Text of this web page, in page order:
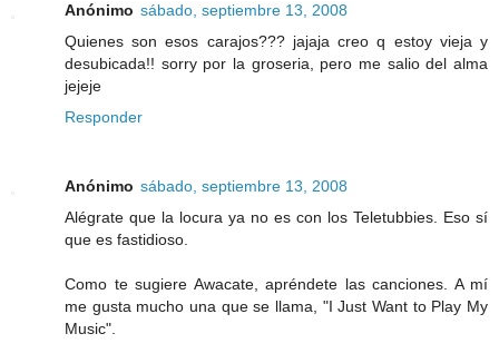
Anónimo sábado, septiembre 13, 2008
Quienes son esos carajos??? jajaja creo q estoy vieja y
desubicada!! sorry por la groseria, pero me salio del alma
jejeje
Responder
Anónimo sábado, septiembre 13, 2008
Alégrate que la locura ya no es con los Teletubbies. Eso sí
que es fastidioso.
Como te sugiere Awacate, apréndete las canciones. A mí
me gusta mucho una que se llama, "I Just Want to Play My
Music".